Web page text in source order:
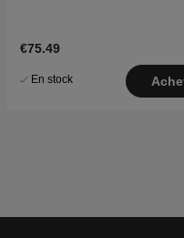
€75.49
En stock